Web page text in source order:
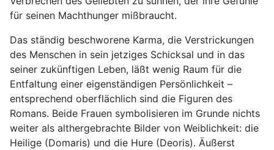
für seinen Machthunger mißbraucht.
Das ständig beschworene Karma, die Verstrickungen
des Menschen in sein jetziges Schicksal und in das
seiner zukünftigen Leben, läßt wenig Raum für die
Entfaltung einer eigenständigen Persönlichkeit –
entsprechend oberflächlich sind die Figuren des
Romans. Beide Frauen symbolisieren im Grunde nichts
weiter als althergebrachte Bilder von Weiblichkeit: die
Heilige (Domaris) und die Hure (Deoris). Äußerst